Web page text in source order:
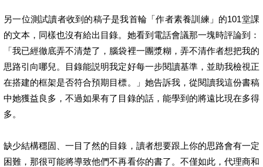
另一位測試讀者收到的稿子是我首輪「作者素養訓練」的101堂課
的文本，同樣也沒有給出目錄。她看到電話會議那一塊時評論到：
「我已經徹底弄不清楚了，腦袋裡一團漿糊，弄不清作者想把我的
思路引向哪兒。目錄能説明我定好每一步閱讀基準，並助我檢視正
在搭建的框架是否符合預期目標。」她告訴我，從閱讀我這份書稿
中她獲益良多，不過如果有了目錄的話，能學到的將遠比現在多得
多。
缺少結構穩固、一目了然的目錄，讀者想要跟上你的思路會有一定
困難，那很可能將導致他們不再看你的書了。不僅如此，代理商和